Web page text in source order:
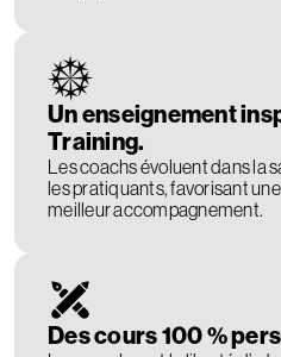
Un enseignement
Training.
Les coachs évoluent dans la
les pratiquants, favorisant
meilleur accompagnement.
Des cours 100 %